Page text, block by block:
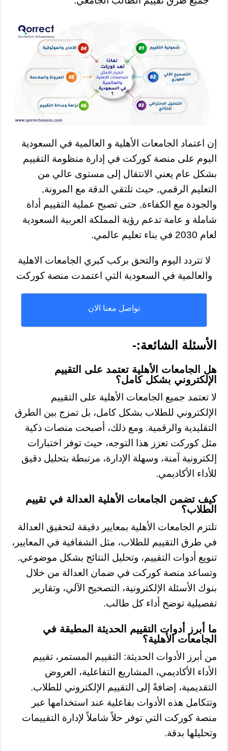
إن اعتماد الجامعات الأهلية و العالمية في السعودية
اليوم على منصة كوركت في إدارة منظومة التقييم
بشكل عام يعني الانتقال إلى مستوى عالي من
التعليم الرقمي, حيث تلتقي الدقة مع المرونة,
والجودة مع الكفاءة, حتى تصبح عملية التقييم أداة
شاملة و عامة تدعم رؤية المملكة العربية السعودية
لعام 2030 في بناء تعليم عالمي.
لا تتردد اليوم والتحق بركب كبري الجامعات الاهلية
والعالمية في السعودية التي اعتمدت منصة كوركت
تواصل معنا الان
الأسئلة الشائعة:-
هل الجامعات الأهلية تعتمد على التقييم
الإلكتروني بشكل كامل؟
لا تعتمد جميع الجامعات الأهلية على التقييم
الإلكتروني للطلاب بشكل كامل، بل تمزج بين الطرق
التقليدية والرقمية. ومع ذلك، أصبحت منصات ذكية
مثل كوركت تعزز هذا التوجه، حيث توفر اختبارات
إلكترونية آمنة، وسهلة الإدارة، مرتبطة بتحليل دقيق
للأداء الأكاديمي.
كيف تضمن الجامعات الأهلية العدالة في تقييم
الطلاب؟
تلتزم الجامعات الأهلية بمعايير دقيقة لتحقيق العدالة
في طرق التقييم للطلاب، مثل الشفافية في المعايير،
تنويع أدوات التقييم، وتحليل النتائج بشكل موضوعي.
وتساعد منصة كوركت في ضمان العدالة من خلال
بنوك الأسئلة الإلكترونية، التصحيح الآلي، وتقارير
تفصيلية توضح أداء كل طالب.
ما أبرز أدوات التقييم الحديثة المطبقة في
الجامعات الأهلية؟
من أبرز الأدوات الحديثة: التقييم المستمر، تقييم
الأداء الأكاديمي، المشاريع التفاعلية، العروض
التقديمية، إضافةً إلى التقييم الإلكتروني للطلاب.
وتتكامل هذه الأدوات بفاعلية عند استخدامها عبر
منصة كوركت التي توفر حلاً شاملاً لإدارة التقييمات
وتحليلها بدقة.